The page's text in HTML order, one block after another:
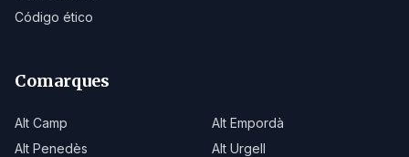
Código ético
Comarques
Alt Camp
Alt Empordà
Alt Penedès
Alt Urgell